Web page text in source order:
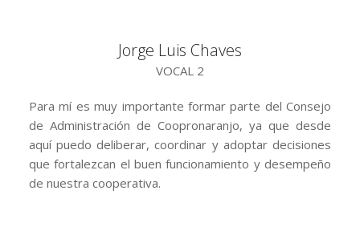
Jorge Luis Chaves
VOCAL 2
Para mí es muy importante formar parte del Consejo
de Administración de Coopronaranjo, ya que desde
aquí puedo deliberar, coordinar y adoptar decisiones
que fortalezcan el buen funcionamiento y desempeño
de nuestra cooperativa.